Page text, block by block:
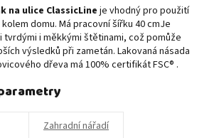
na ulice ClassicLine je vhodný pro použití
domu. Má pracovní šířku 40 cmJe
tvrdými i měkkými štětinami, což pomůže
výsledků při zametán. Lakovaná násada
dřeva má 100% certifikát FSC® .
Zahradní nářadí